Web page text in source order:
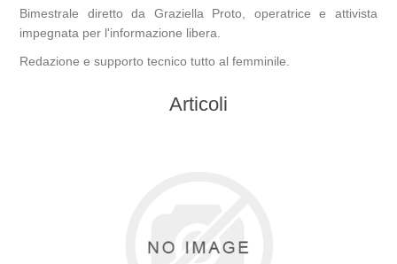
Bimestrale diretto da Graziella Proto, operatrice e attivista
impegnata per l'informazione libera.
Redazione e supporto tecnico tutto al femminile.
Articoli